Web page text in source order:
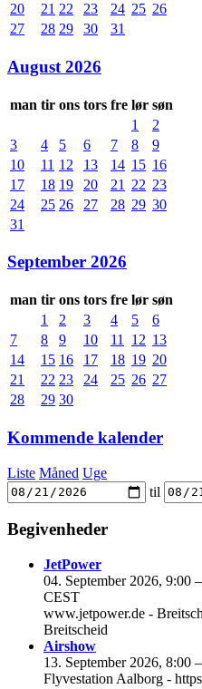
20
21 22 23 24 25 26
27
28 29 30 31
August 2026
man tir ons tors fre lør søn
1
2
3
4 5 6 7 8
9
10
11 12 13 14 15 16
17
18 19 20 21 22 23
24
25 26 27 28 29 30
31
September 2026
man tir ons tors fre lør søn
1
2 3 4 5
6
7
8 9 10 11 12 13
14
15 16 17 18 19 20
21
22 23 24 25 26 27
28
29 30
Kommende kalender
Liste Måned Uge
til
Begivenheder
JetPower
04. September 2026, 9:00 –
CEST
www.jetpower.de -
Breitscheid
Airshow
13. September 2026, 8:00 –
Flyvestation Aalborg -